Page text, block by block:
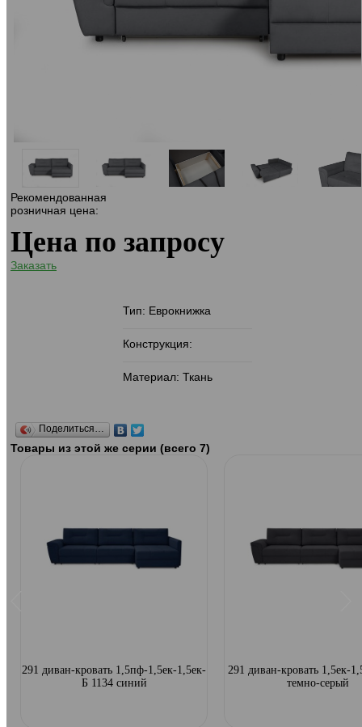
Рекомендованная
розничная цена:
Цена по запросу
Заказать
Тип: Еврокнижка
Конструкция:
Материал: Ткань
Поделиться…
Товары из этой же серии (всего 7)
291 диван-кровать 1,5пф-1,5ек-1,5ек-
Б 1134 синий
291 диван-кровать 1,5ек-
темно-серый